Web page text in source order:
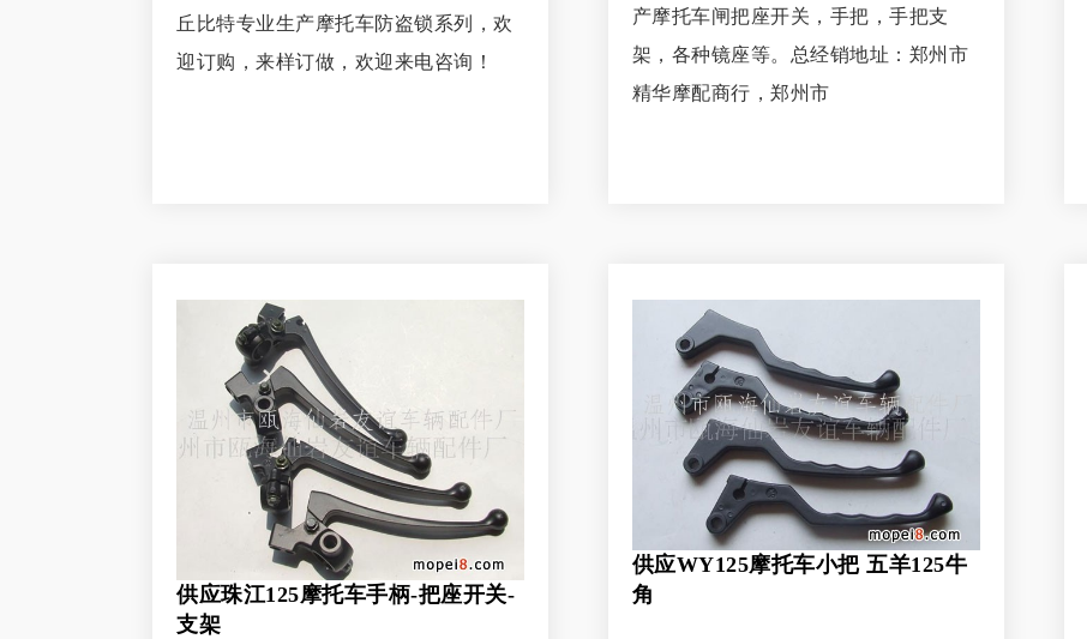
丘比特专业生产摩托车防盗锁系列，欢
迎订购，来样订做，欢迎来电咨询！
产摩托车闸把座开关，手把，手把支
架，各种镜座等。总经销地址：郑州市
精华摩配商行，郑州市
供应珠江125摩托车手柄-把座开关-
支架
供应WY125摩托车小把 五羊125牛
角